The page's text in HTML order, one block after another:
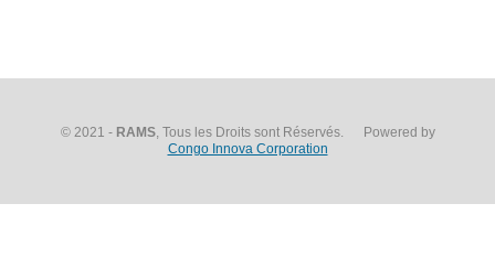
© 2021 - RAMS, Tous les Droits sont Réservés. Powered by
Congo Innova Corporation